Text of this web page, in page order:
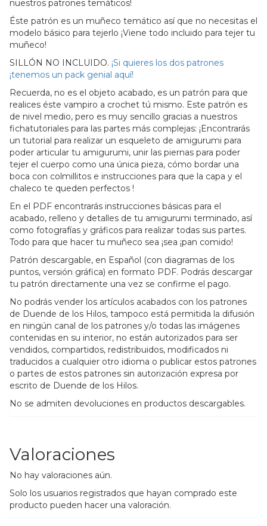
nuestros patrones temáticos!
Éste patrón es un muñeco temático así que no necesitas el
modelo básico para tejerlo ¡Viene todo incluido para tejer tu
muñeco!
SILLÓN NO INCLUIDO. ¡Si quieres los dos patrones
¡tenemos un pack genial aquí!
Recuerda, no es el objeto acabado, es un patrón para que
realices éste vampiro a crochet tú mismo. Este patrón es
de nivel medio, pero es muy sencillo gracias a nuestros
fichatutoriales para las partes más complejas: ¡Encontrarás
un tutorial para realizar un esqueleto de amigurumi para
poder articular tu amigurumi, unir las piernas para poder
tejer el cuerpo como una única pieza, cómo bordar una
boca con colmillitos e instrucciones para que la capa y el
chaleco te queden perfectos !
En el PDF encontrarás instrucciones básicas para el
acabado, relleno y detalles de tu amigurumi terminado, así
como fotografías y gráficos para realizar todas sus partes.
Todo para que hacer tu muñeco sea ¡sea ¡pan comido!
Patrón descargable, en Español (con diagramas de los
puntos, versión gráfica) en formato PDF. Podrás descargar
tu patrón directamente una vez se confirme el pago.
No podrás vender los artículos acabados con los patrones
de Duende de los Hilos, tampoco está permitida la difusión
en ningún canal de los patrones y/o todas las imágenes
contenidas en su interior, no están autorizados para ser
vendidos, compartidos, redistribuidos, modificados ni
traducidos a cualquier otro idioma o publicar estos patrones
o partes de estos patrones sin autorización expresa por
escrito de Duende de los Hilos.
No se admiten devoluciones en productos descargables.
Valoraciones
No hay valoraciones aún.
Solo los usuarios registrados que hayan comprado este
producto pueden hacer una valoración.